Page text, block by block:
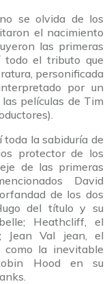
se olvida de los
el nacimiento
las primeras
todo el tributo que
personificada
por un
películas de Tim
la sabiduría de
protector de los
de las primeras
David
de los dos
del título y su
Heathcliff, el
Jean Val jean, el
como la inevitable
Hood en su